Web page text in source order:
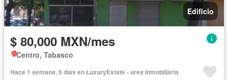
Edificio
$ 80,000 MXN/mes
Centro, Tabasco
Hace 1 semana, 5 días en LuxuryEstate - urea Inmobiliaria